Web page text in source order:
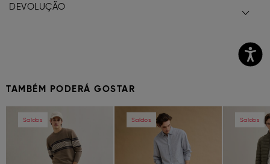
DEVOLUÇÃO
TAMBÉM PODERÁ GOSTAR
Saldos
Previous
Saldos
Previous
Saldos
Previous